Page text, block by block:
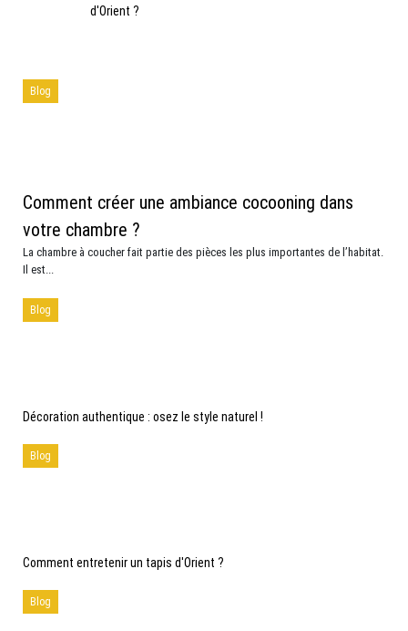
d'Orient ?
Blog
Comment créer une ambiance cocooning dans
votre chambre ?
La chambre à coucher fait partie des pièces les plus importantes de l’habitat.
Il est...
Blog
Décoration authentique : osez le style naturel !
Blog
Blog
Comment entretenir un tapis d'Orient ?